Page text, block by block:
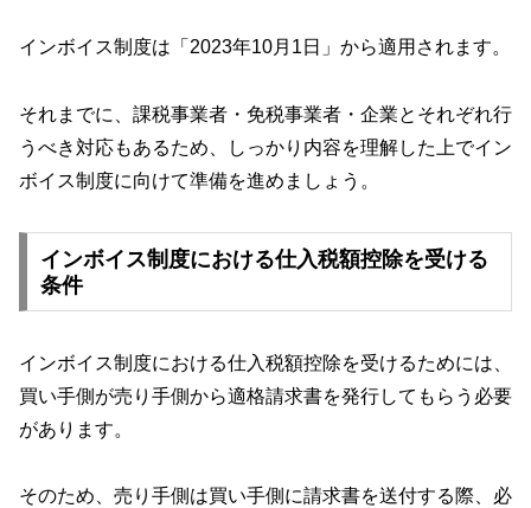
インボイス制度は「2023年10月1日」から適用されます。
それまでに、課税事業者・免税事業者・企業とそれぞれ行
うべき対応もあるため、しっかり内容を理解した上でイン
ボイス制度に向けて準備を進めましょう。
インボイス制度における仕入税額控除を受ける
条件
インボイス制度における仕入税額控除を受けるためには、
買い手側が売り手側から適格請求書を発行してもらう必要
があります。
そのため、売り手側は買い手側に請求書を送付する際、必